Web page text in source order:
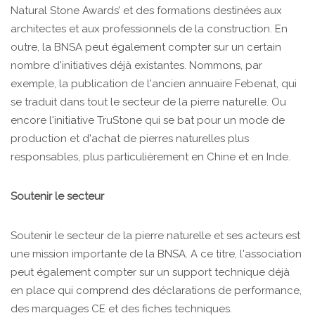
Natural Stone Awards’ et des formations destinées aux
architectes et aux professionnels de la construction. En
outre, la BNSA peut également compter sur un certain
nombre d'initiatives déjà existantes. Nommons, par
exemple, la publication de l'ancien annuaire Febenat, qui
se traduit dans tout le secteur de la pierre naturelle. Ou
encore l'initiative TruStone qui se bat pour un mode de
production et d'achat de pierres naturelles plus
responsables, plus particulièrement en Chine et en Inde.
Soutenir le secteur
Soutenir le secteur de la pierre naturelle et ses acteurs est
une mission importante de la BNSA. A ce titre, l'association
peut également compter sur un support technique déjà
en place qui comprend des déclarations de performance,
des marquages CE et des fiches techniques.